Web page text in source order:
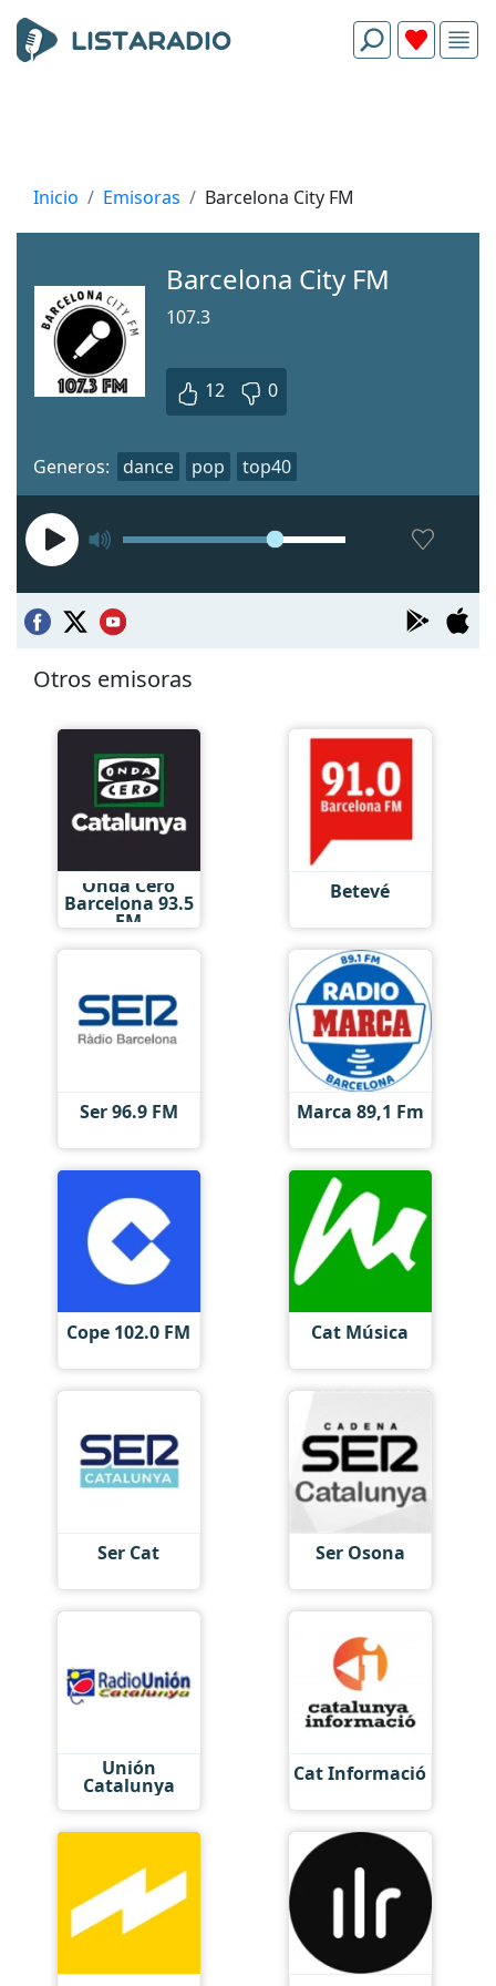
Inicio Emisoras Barcelona City FM
Barcelona City FM
107.3
12 0
Generos: dance pop top40
Otros emisoras
Onda Cero
Barcelona 93.5
FM
Betevé
Ser 96.9 FM Marca 89,1 Fm
Cope 102.0 FM Cat Música
Ser Cat Ser Osona
Unión
Catalunya Cat Informació